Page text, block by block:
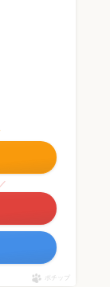
ポチップ